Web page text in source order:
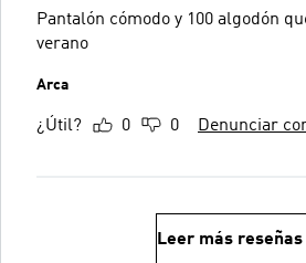
Pantalón cómodo y 100 algodón
verano
Arca
¿Útil? 0 0 Denunciar
Leer más reseñas